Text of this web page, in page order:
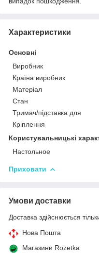
Характеристики
Основні
Виробник
Країна виробник
Матеріал
Стан
Тримач/підставка для
Кріплення
Користувальницькі
Настольное
Приховати
Умови доставки
Доставка здійснюється
Нова Пошта
Магазини Rozetka